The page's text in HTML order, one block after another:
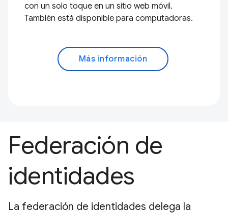
con un solo toque en un sitio web móvil.
También está disponible para computadoras.
Más información
Federación de
identidades
La federación de identidades delega la